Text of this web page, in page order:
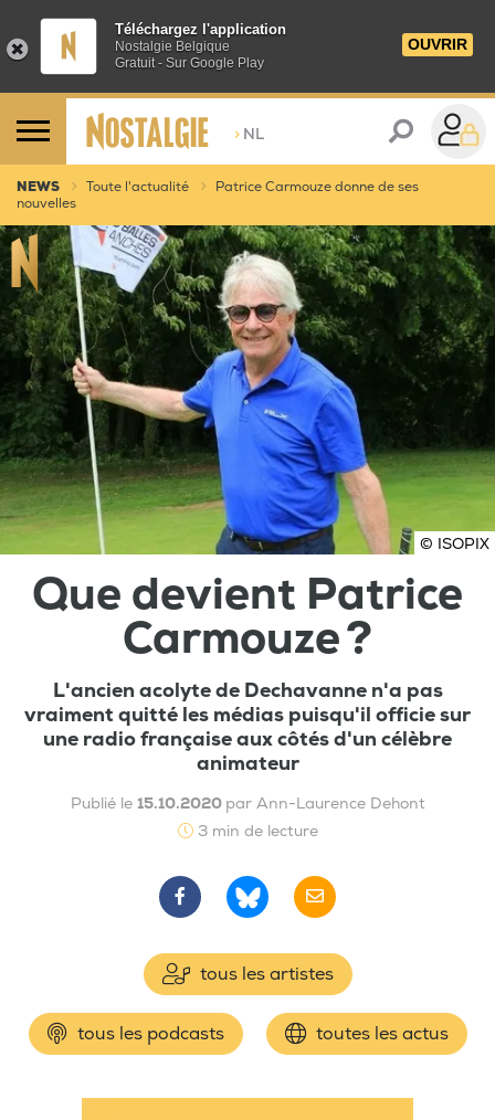
Téléchargez l'application
Nostalgie Belgique
Gratuit - Sur Google Play
OUVRIR
> NL
NEWS Toute l'actualité
Patrice Carmouze donne de ses
nouvelles
© ISOPIX
Que devient Patrice
Carmouze ?
L'ancien acolyte de Dechavanne n'a pas
vraiment quitté les médias puisqu'il officie sur
une radio française aux côtés d'un célèbre
animateur
Publié le 15.10.2020 par Ann-Laurence Dehont
3 min de lecture
tous les artistes
tous les podcasts toutes les actus